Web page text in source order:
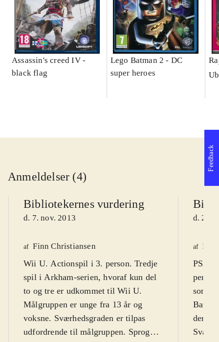
Assassin's creed IV -
black flag
Lego Batman 2 - DC
super heroes
Anmeldelser (4)
Bibliotekernes vurdering
d. 7. nov. 2013
af Finn Christiansen
Wii U. Actionspil i 3. person. Tredje
spil i Arkham-serien, hvoraf kun del
to og tre er udkommet til Wii U.
Målgruppen er unge fra 13 år og
voksne. Sværhedsgraden er tilpas
udfordrende til målgruppen. Sproget
d. 25.
af
PS3,
som
derfor
Feedback